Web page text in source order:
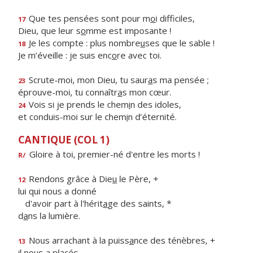
17 Que tes pensées sont pour moi difficiles,
Dieu, que leur somme est imposante !
18 Je les compte : plus nombreuses que le sable !
Je m’éveille : je suis encore avec toi.
23 Scrute-moi, mon Dieu, tu sauras ma pensée ;
éprouve-moi, tu connaîtras mon cœur.
24 Vois si je prends le chemin des idoles,
et conduis-moi sur le chemin d’éternité.
CANTIQUE (COL 1)
R/ Gloire à toi, premier-né d'entre les morts !
12 Rendons grâce à Dieu le Père, +
lui qui nous a donné
d'avoir part à l'héritage des saints, *
dans la lumière.
13 Nous arrachant à la puissance des ténèbres, +